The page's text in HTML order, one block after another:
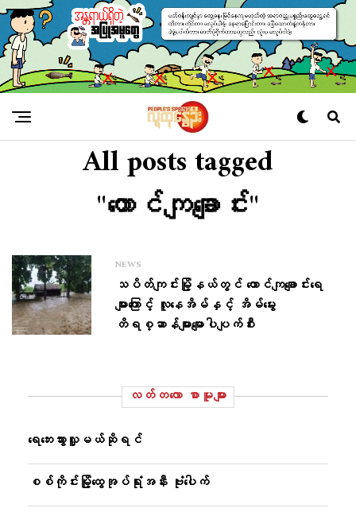
All posts tagged
"တောင်ကျချောင်း"
NEWS
သပိတ်ကျင်းမြို့နယ်တွင် တောင်ကျချောင်းရေ
များကြောင့် လူနေအိမ်နှင့် အိမ်မွေး
တိရစ္ဆာန်များမျောပါပျက်စီး
လတ်တ‌လော စာမူများ
ရေဘေးသွားလှူမယ်ဆိုရင်
စစ်ကိုင်းမြို့ထွေအုပ်ရုံးအနီး ဗုံးပေါက်